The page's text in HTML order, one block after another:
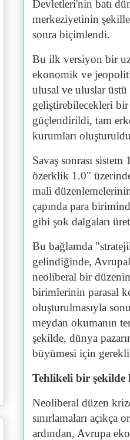
Devletleri'nin batı
merkeziyetinin
sonra biçimlendi.
Bu ilk versiyon bir
ekonomik ve
ulusal ve uluslar
geliştirebilecekleri bir
güçlendirildi, tam
kurumları
Savaş sonrası
özerklik 1.0"
mali
çapında para
gibi şok dalgaları
Bu bağlamda
gelindiğinde,
neoliberal bir düzenin
birimlerinin parasal
oluşturulmasıyla
meydan okumanın
şekilde, dünya
büyümesi için
Tehlikeli bir şekilde
Neoliberal düzen
sınırlamaları
ardından, Avrupa